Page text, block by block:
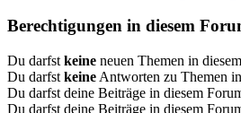
Berechtigungen in diesem
Du darfst keine neuen Themen in
Du darfst keine Antworten zu Themen
Du darfst deine Beiträge in diesem
Du darfst deine Beiträge in diesem